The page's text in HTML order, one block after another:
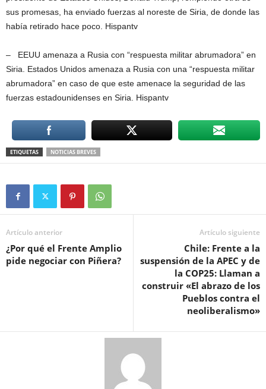
sus promesas, ha enviado fuerzas al noreste de Siria, de donde las
había retirado hace poco. Hispantv
– EEUU amenaza a Rusia con “respuesta militar abrumadora” en
Siria. Estados Unidos amenaza a Rusia con una “respuesta militar
abrumadora” en caso de que este amenace la seguridad de las
fuerzas estadounidenses en Siria. Hispantv
ETIQUETAS NOTICIAS BREVES
Artículo anterior
¿Por qué el Frente Amplio
pide negociar con Piñera?
Artículo siguiente
Chile: Frente a la
suspensión de la APEC y de
la COP25: Llaman a
construir «El abrazo de los
Pueblos contra el
neoliberalismo»